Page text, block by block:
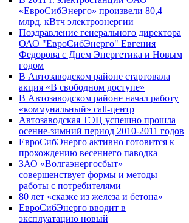
«ЕвроСибЭнерго» произвели 80,4
млрд. кВтч электроэнергии
Поздравление генерального директора
ОАО "ЕвроСибЭнерго" Евгения
Федорова с Днем Энергетика и Новым
годом
В Автозаводском районе стартовала
акция «В свободном доступе»
В Автозаводском районе начал работу
«коммунальный» call-центр
Автозаводская ТЭЦ успешно прошла
осенне-зимний период 2010-2011 годов
ЕвроСибЭнерго активно готовится к
прохождению весеннего паводка
ЗАО «Волгаэнергосбыт»
совершенствует формы и методы
работы с потребителями
80 лет «сказке из железа и бетона»
ЕвроСибЭнерго вводит в
эксплуатацию новый